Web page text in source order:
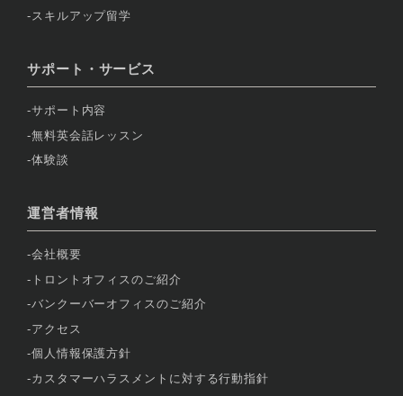
スキルアップ留学
サポート・サービス
サポート内容
無料英会話レッスン
体験談
運営者情報
会社概要
トロントオフィスのご紹介
バンクーバーオフィスのご紹介
アクセス
個人情報保護方針
カスタマーハラスメントに対する行動指針